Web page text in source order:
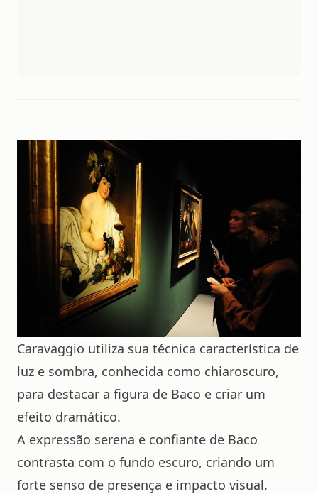
Caravaggio utiliza sua técnica característica de
luz e sombra, conhecida como chiaroscuro,
para destacar a figura de Baco e criar um
efeito dramático.
A expressão serena e confiante de Baco
contrasta com o fundo escuro, criando um
forte senso de presença e impacto visual.